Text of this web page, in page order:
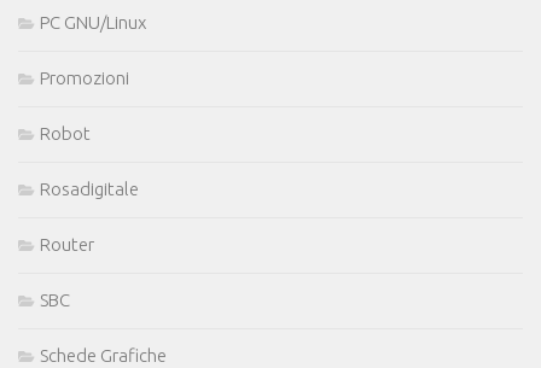
PC GNU/Linux
Promozioni
Robot
Rosadigitale
Router
SBC
Schede Grafiche